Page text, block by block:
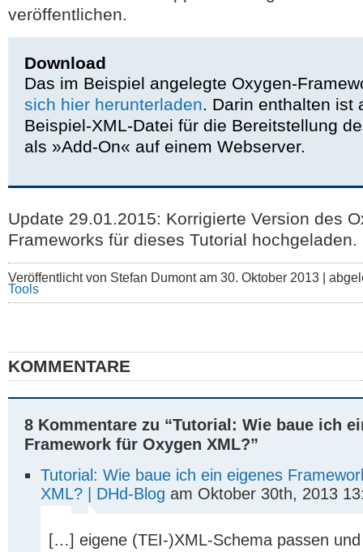
veröffentlichen.
Download
Das im Beispiel angelegte Oxygen-
sich hier herunterladen. Darin enthalten ist
Beispiel-XML-Datei für die Bereitstellung
als »Add-On« auf einem Webserver.
Update 29.01.2015: Korrigierte Version des
Frameworks für dieses Tutorial hochgeladen.
Veröffentlicht von Stefan Dumont am 30. Oktober 2013 |
Tools
KOMMENTARE
8 Kommentare zu “Tutorial: Wie baue ich
Framework für Oxygen XML?”
Tutorial: Wie baue ich ein eigenes
XML? | DHd-Blog am Oktober 30th, 2013
[…] eigene (TEI-)XML-Schema passen und